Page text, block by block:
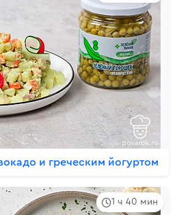
и греческим йогуртом
1 ч 40 мин